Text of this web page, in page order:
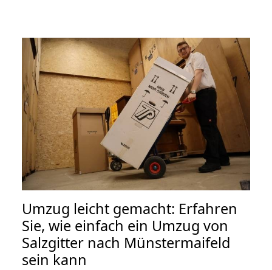
Umzug leicht gemacht: Erfahren
Sie, wie einfach ein Umzug von
Salzgitter nach Münstermaifeld
sein kann